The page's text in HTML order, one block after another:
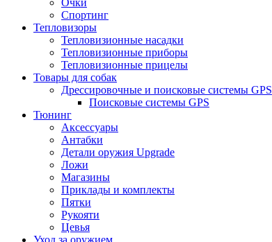
Очки
Спортинг
Тепловизоры
Тепловизионные насадки
Тепловизионные приборы
Тепловизионные прицелы
Товары для собак
Дрессировочные и поисковые системы GPS
Поисковые системы GPS
Тюнинг
Аксессуары
Антабки
Детали оружия Upgrade
Ложи
Магазины
Приклады и комплекты
Пятки
Рукояти
Цевья
Уход за оружием